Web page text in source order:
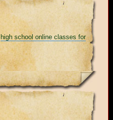
high school online classes for